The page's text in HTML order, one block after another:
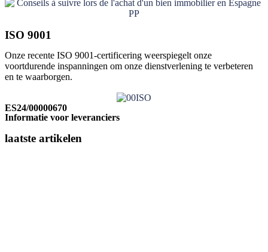
ISO 9001
Onze recente ISO 9001-certificering weerspiegelt onze
voortdurende inspanningen om onze dienstverlening te verbeteren
en te waarborgen.
ES24/00000670
Informatie voor leveranciers
laatste artikelen